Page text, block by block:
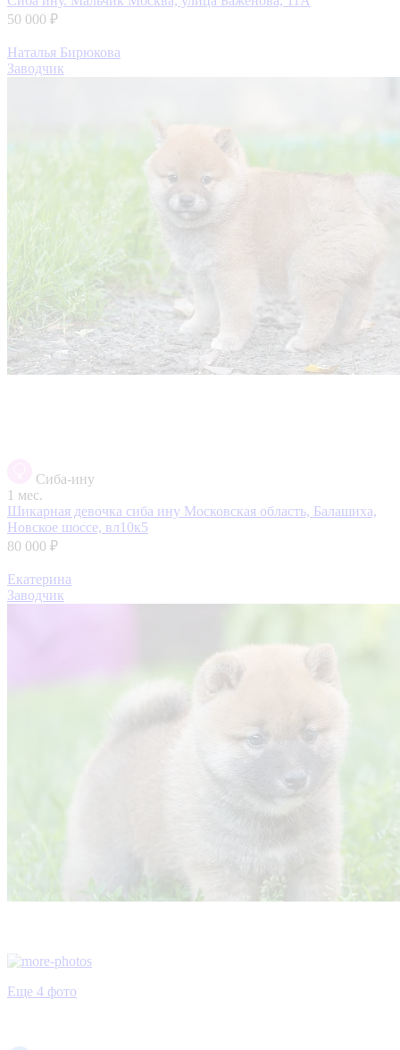
50 000 ₽
Наталья Бирюкова
Заводчик
Сиба-ину
1 мес.
Шикарная девочка сиба ину Московская область, Балашиха,
Новское шоссе, вл10к5
80 000 ₽
Екатерина
Заводчик
Еще 4 фото